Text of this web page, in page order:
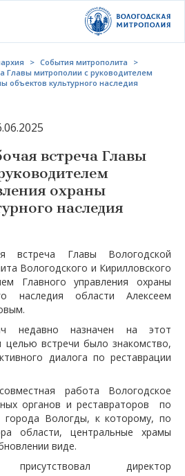
> События митрополита
>
Главы митрополии с руководителем
объектов культурного наследия
встреча Главы
охраны
наследия
встреча Главы Вологодской
Вологодского и Кирилловского
Главного управления охраны
наследия области Алексеем
недавно назначен на этот
целью встречи было знакомство,
диалога по реставрации
работа Вологодское
органов и реставраторов по
Вологды, к которому, по
области, центральные храмы
виде.
директор